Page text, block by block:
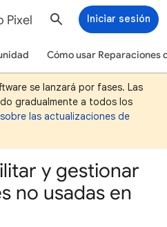
Pixel Iniciar sesión
Cómo usar Reparaciones
se lanzará por fases. Las
gradualmente a todos los
las actualizaciones de
y gestionar
no usadas en